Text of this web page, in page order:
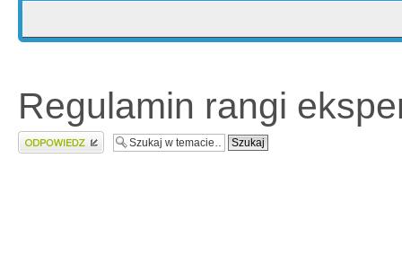
Regulamin rangi
Wyślij odpowiedź